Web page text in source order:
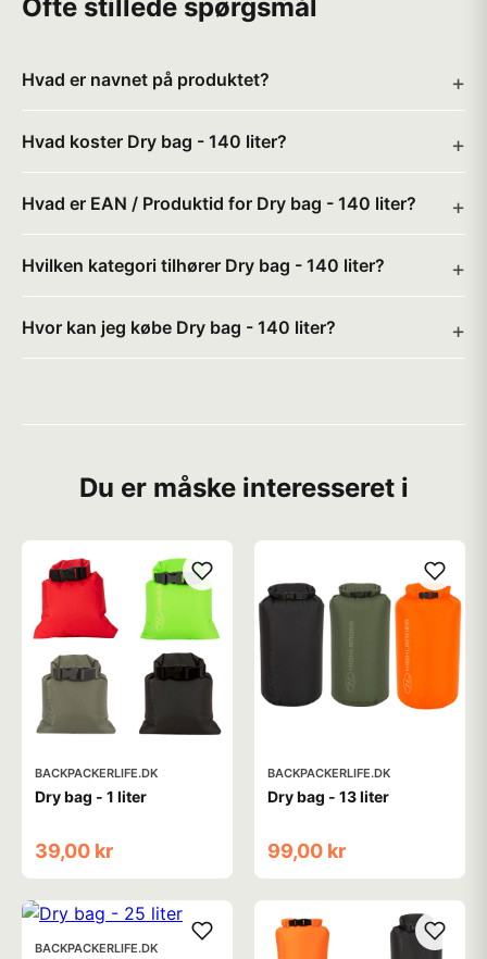
Ofte stillede spørgsmål
Hvad er navnet på produktet?
Hvad koster Dry bag - 140 liter?
Hvad er EAN / Produktid for Dry bag - 140 liter?
Hvilken kategori tilhører Dry bag - 140 liter?
Hvor kan jeg købe Dry bag - 140 liter?
Du er måske interesseret i
BACKPACKERLIFE.DK
Dry bag - 1 liter
39,00 kr
BACKPACKERLIFE.DK
Dry bag - 13 liter
99,00 kr
BACKPACKERLIFE.DK